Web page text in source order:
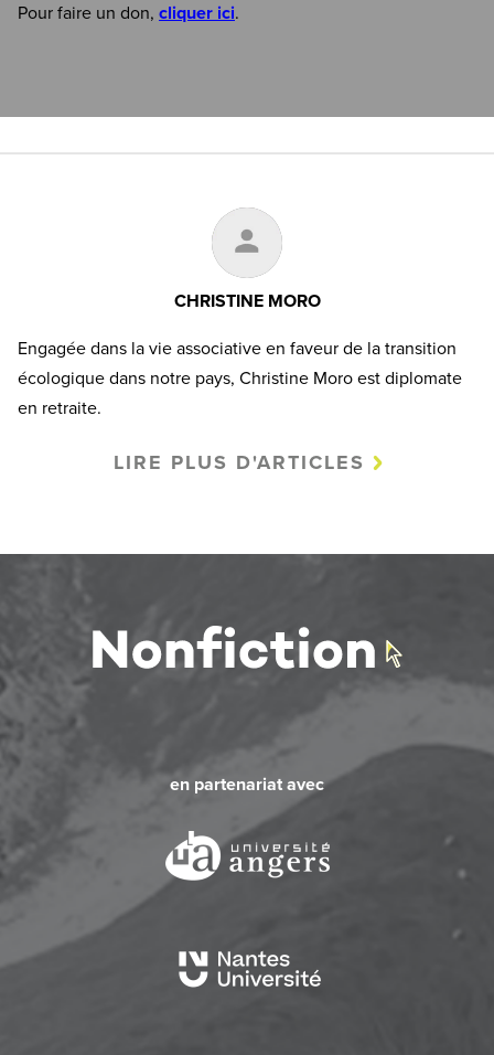
Pour faire un don, cliquer ici.
CHRISTINE MORO
Engagée dans la vie associative en faveur de la transition
écologique dans notre pays, Christine Moro est diplomate
en retraite.
LIRE PLUS D'ARTICLES
en partenariat avec